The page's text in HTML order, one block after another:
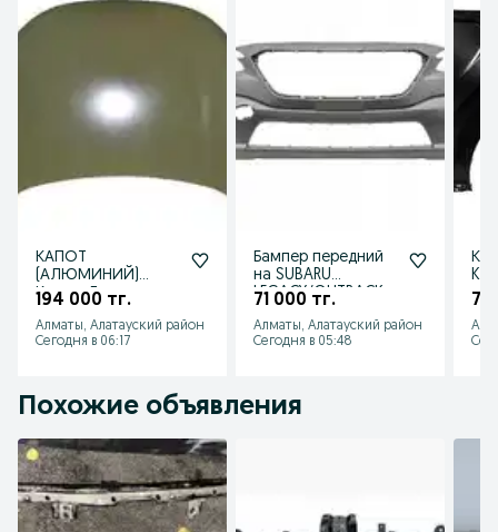
КАПОТ
(АЛЮМИНИЙ)
Крыло Дверь на
194 000 тг.
Алматы, Алатауский район
Сегодня в 06:17
Бампер передний
на SUBARU
LEGACY/OUTBACK
71 000 тг.
Алматы, Алатауский район
Сегодня в 05:48
Kia
70
Похожие объявления